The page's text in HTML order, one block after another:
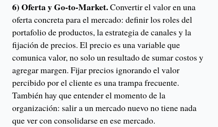
6) Oferta y Go-to-Market.Convertir el valor en una
oferta concreta para el mercado: definir los roles del
portafolio de productos, la estrategia de canales y la
fijación de precios. El precio es una variable que
comunica valor, no solo un resultado de sumar costos y
agregar margen. Fijar precios ignorando el valor
percibido por el cliente es una trampa frecuente.
También hay que entender el momento de la
organización: salir a un mercado nuevo no tiene nada
que ver con consolidarse en ese mercado.